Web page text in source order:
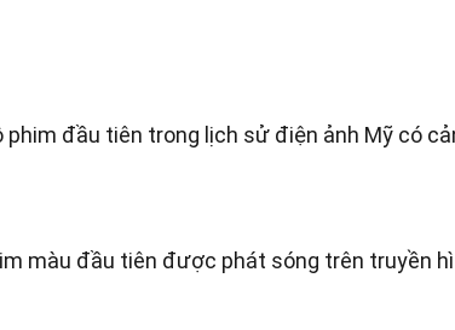
đầu tiên trong lịch sử điện ảnh Mỹ có
màu đầu tiên được phát sóng trên truyền